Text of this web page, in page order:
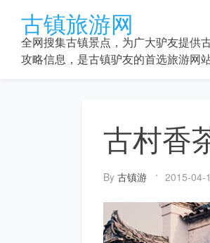
content
古镇旅游网
全网搜集古镇景点，为广大驴友提供
攻略信息，是古镇驴友的首选旅游网站
古村香
By 古镇游 2015-04-